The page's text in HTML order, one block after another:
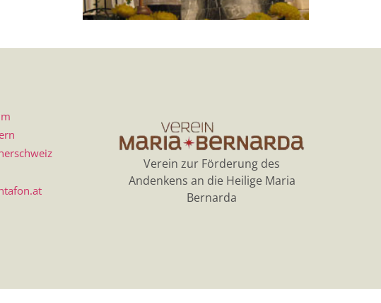
Verein zur Förderung des
Andenkens an die Heilige Maria
Bernarda